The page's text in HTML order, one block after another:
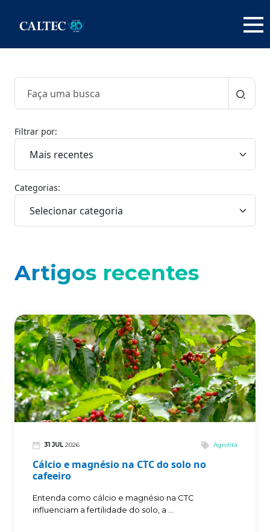
Artigos recentes
31 JUL 2026 Agrolitá
Cálcio e magnésio na CTC do solo no
cafeeiro
Entenda como cálcio e magnésio na CTC
influenciam a fertilidade do solo, a ...
Filtrar por:
Categorias: